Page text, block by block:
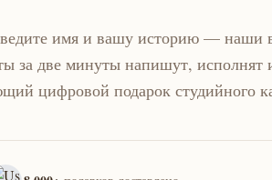
имя и вашу историю — наши
за две минуты напишут, исполнят
цифровой подарок студийного